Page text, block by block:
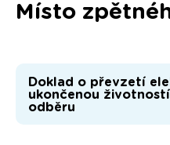
Místo
Doklad o převzetí
ukončenou
odběru